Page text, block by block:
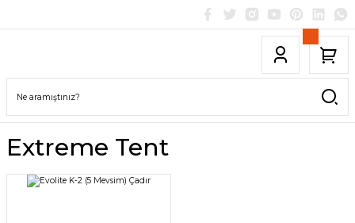
Extreme Tent